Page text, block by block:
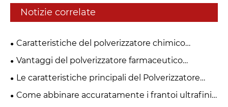
Notizie correlate
Caratteristiche del polverizzatore chimico
ultrafine.
Vantaggi del polverizzatore farmaceutico
ultrafine.
Le caratteristiche principali del Polverizzatore
Feed Ultrafine.
Come abbinare accuratamente i frantoi ultrafini